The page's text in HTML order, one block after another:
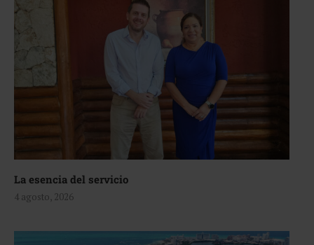
La esencia del servicio
4 agosto, 2026